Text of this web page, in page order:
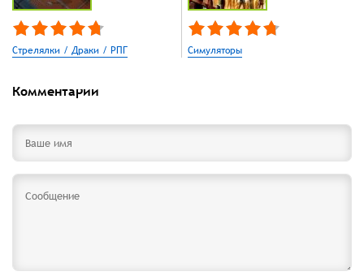
Стрелялки / Драки / РПГ Симуляторы
Комментарии